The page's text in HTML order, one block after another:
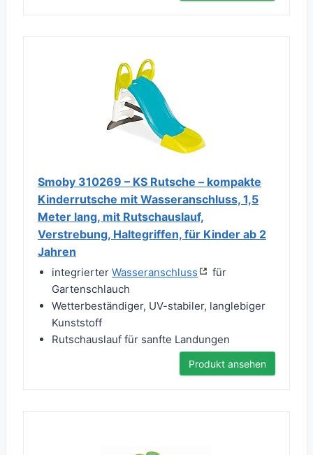
Smoby 310269 – KS Rutsche – kompakte
Kinderrutsche mit Wasseranschluss, 1,5
Meter lang, mit Rutschauslauf,
Verstrebung, Haltegriffen, für Kinder ab 2
Jahren
integrierter Wasseranschluss
für
Gartenschlauch
Wetterbeständiger, UV-stabiler, langlebiger
Kunststoff
Rutschauslauf für sanfte Landungen
Produkt ansehen